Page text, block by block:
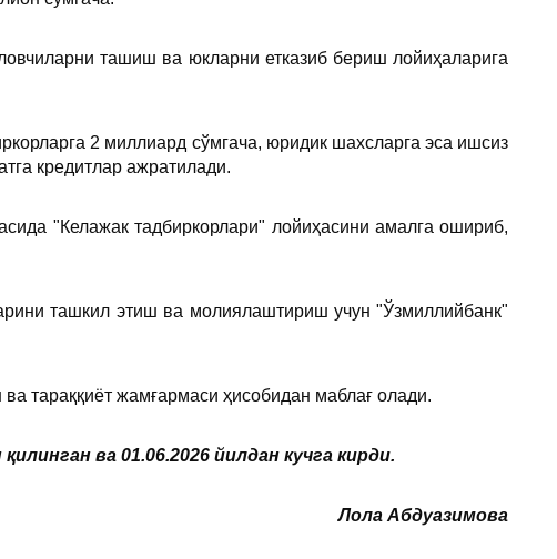
ташиш ва юкларни етказиб бериш лойиҳаларига
2 миллиард сўмгача, юридик шахсларга эса ишсиз
кредитлар ажратилади.
"Келажак тадбиркорлари" лойиҳасини амалга ошириб,
ташкил этиш ва молиялаштириш учун "Ўзмиллийбанк"
тараққиёт жамғармаси ҳисобидан маблағ олади.
ва 01.06.2026 йилдан кучга кирди.
Лола Абдуазимова